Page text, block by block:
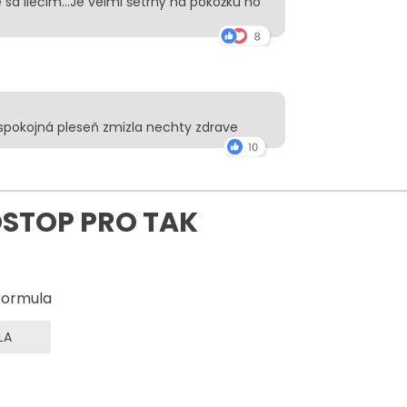
pleseň zmizla nechty zdrave
PRO TAK